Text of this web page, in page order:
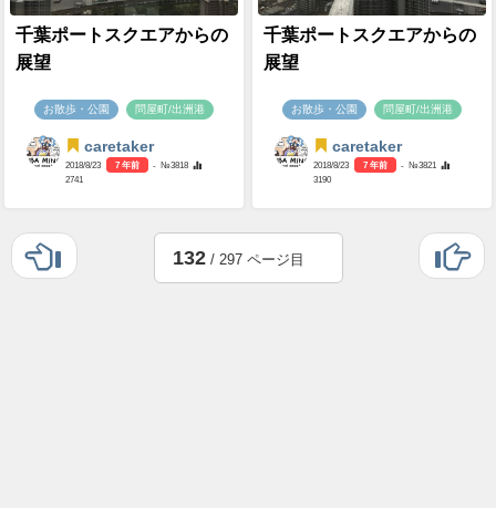
千葉ポートスクエアからの
展望
お散歩・公園 問屋町/出洲港
caretaker
2018/8/23 7 年前
- №3818
2741
千葉ポートスクエアからの
展望
お散歩・公園 問屋町/出洲港
caretaker
2018/8/23 7 年前
- №3821
3190
132/ 297 ページ目